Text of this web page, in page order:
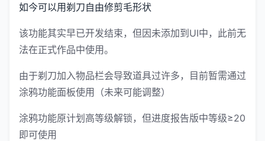
如今可以用剃刀自由修剪毛形状
该功能其实早已开发结束，但因未添加到UI中，此前无
法在正式作品中使用。
由于剃刀加入物品栏会导致道具过许多，目前暂需通过
涂鸦功能面板使用（未来可能调整）
涂鸦功能原计划高等级解锁，但进度报告版中等级≥20
即可使用